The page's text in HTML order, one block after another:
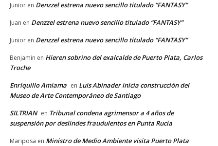
Junior en Denzzel estrena nuevo sencillo titulado “FANTASY”
Juan en Denzzel estrena nuevo sencillo titulado “FANTASY”
Junior en Denzzel estrena nuevo sencillo titulado “FANTASY”
Benjamin en Hieren sobrino del exalcalde de Puerto Plata, Carlos
Troche
Enriquillo Amiama en Luis Abinader inicia construcción del
Museo de Arte Contemporáneo de Santiago
SILTRIAN en Tribunal condena agrimensor a 4 años de
suspensión por deslindes fraudulentos en Punta Rucia
Mariposa en Ministro de Medio Ambiente visita Puerto Plata